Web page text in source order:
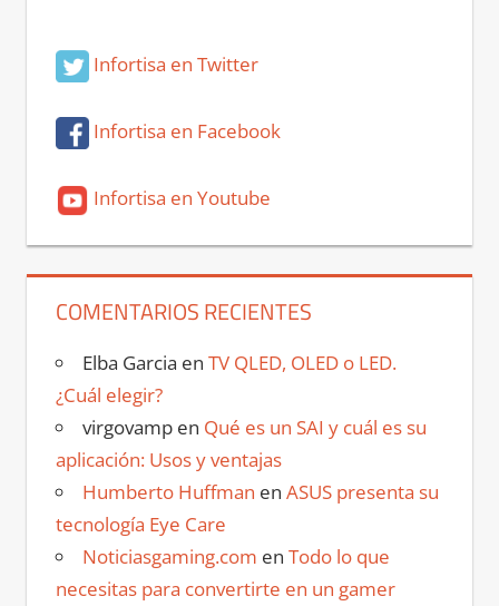
Infortisa en Twitter
Infortisa en Facebook
Infortisa en Youtube
COMENTARIOS RECIENTES
Elba Garcia en TV QLED, OLED o LED.
¿Cuál elegir?
virgovampen Qué es un SAI y cuál es su
aplicación: Usos y ventajas
Humberto Huffman en ASUS presenta su
tecnología Eye Care
Noticiasgaming.com en Todo lo que
necesitas para convertirte en un gamer